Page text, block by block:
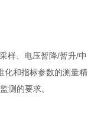
样、电压暂降/暂升/中
化和指标参数的测量精
测的要求。